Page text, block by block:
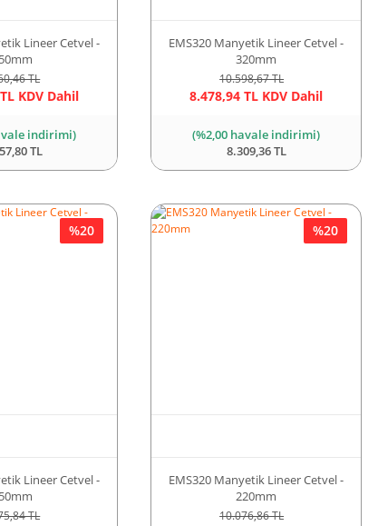
Lineer Cetvel -
TL
KDV Dahil
indirimi)
TL
EMS320 Manyetik Lineer Cetvel -
320mm
10.598,67 TL
8.478,94 TL KDV Dahil
(%2,00 havale indirimi)
8.309,36 TL
Lineer Cetvel -
TL
%20
EMS320 Manyetik Lineer Cetvel -
220mm
10.076,86 TL
%20